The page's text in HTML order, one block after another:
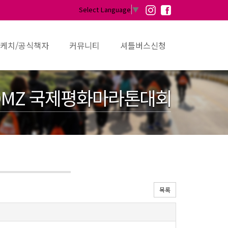
Select Language ▼
치/공식책자 커뮤니티 셔틀버스신청
국제평화마라톤대회
목록